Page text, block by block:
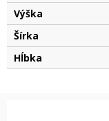
Výška
Šírka
Hĺbka